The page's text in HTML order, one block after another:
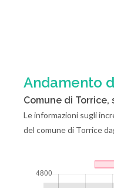
Andamento
Comune di Torrice,
Le informazioni sugli
del comune di Torrice